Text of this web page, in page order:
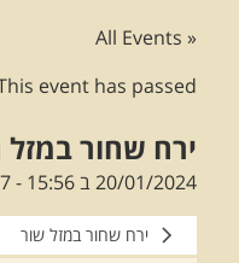
« All Events
event has passed.
ירח שחור
20/01/2024 ב 15:56 -
ירח שחור במזל שור